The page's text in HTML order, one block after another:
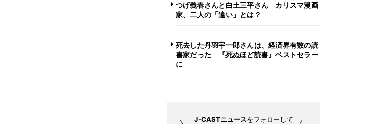
つげ義春さんと白土三平さん カリスマ漫画
家、二人の「違い」とは？
死去した丹羽宇一郎さんは、経済界有数の読
書家だった 『死ぬほど読書』ベストセラー
に
J-CASTニュースをフォローして